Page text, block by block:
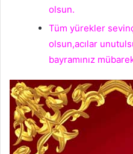
olsun.
Tüm yürekler
olsun,acılar
bayramınız